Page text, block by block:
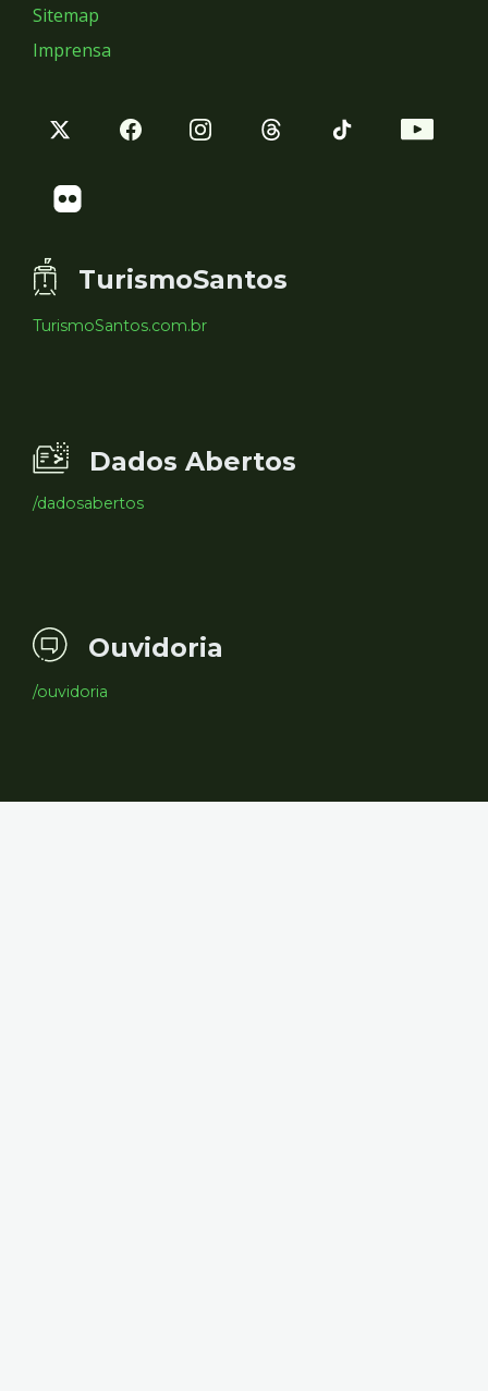
Sitemap
Imprensa
TurismoSantos
TurismoSantos.com.br
Dados Abertos
/dadosabertos
Ouvidoria
/ouvidoria